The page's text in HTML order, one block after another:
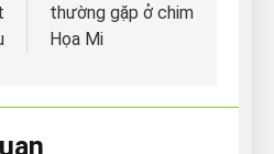
thường gặp ở chim
Họa Mi